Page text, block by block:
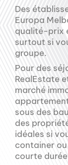
Des
Europa
qualité-prix
surtout si
groupe.
Pour des
RealEstate
marché
sous des
des
idéales si
container
courte